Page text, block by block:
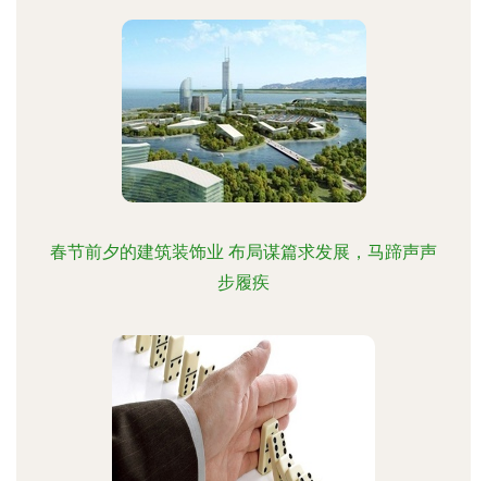
春节前夕的建筑装饰业 布局谋篇求发展，马蹄声声
步履疾